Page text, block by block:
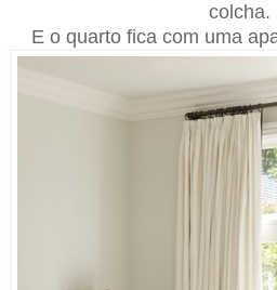
colcha.
E o quarto fica com uma